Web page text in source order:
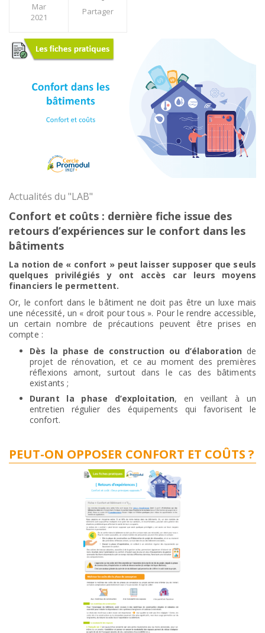
Mar
2021
Partager
Actualités du "LAB"
Confort et coûts : dernière fiche issue des
retours d’expériences sur le confort dans les
bâtiments
La notion de « confort » peut laisser supposer que seuls
quelques privilégiés y ont accès car leurs moyens
financiers le permettent.
Or, le confort dans le bâtiment ne doit pas être un luxe mais
une nécessité, un « droit pour tous ». Pour le rendre accessible,
un certain nombre de précautions peuvent être prises en
compte :
Dès la phase de construction ou d’élaboration de
projet de rénovation, et ce au moment des premières
réflexions amont, surtout dans le cas des bâtiments
existants ;
Durant la phase d’exploitation, en veillant à un
entretien régulier des équipements qui favorisent le
confort.
PEUT-ON OPPOSER CONFORT ET COÛTS ?